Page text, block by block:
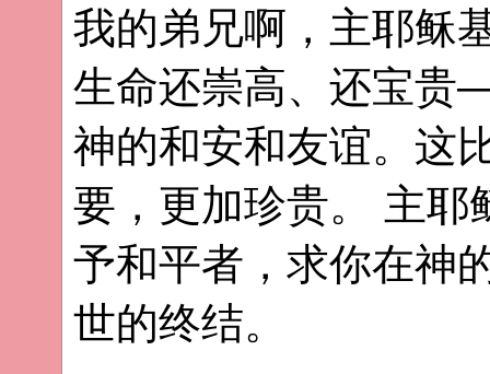
我的弟兄啊，主耶稣
生命还崇高、还宝
神的和安和友谊。这
要，更加珍贵。 主
予和平者，求你在神
世的终结。